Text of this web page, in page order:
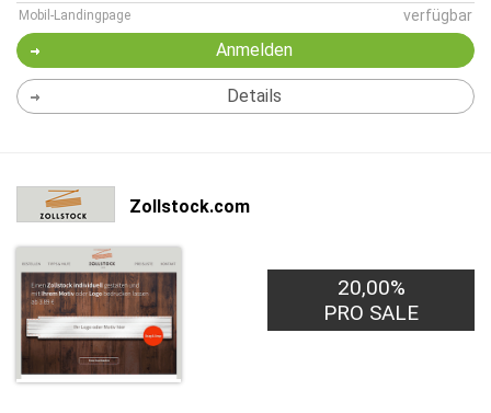
Mobil-Landingpage verfügbar
Anmelden
Details
Zollstock.com
20,00%
PRO SALE